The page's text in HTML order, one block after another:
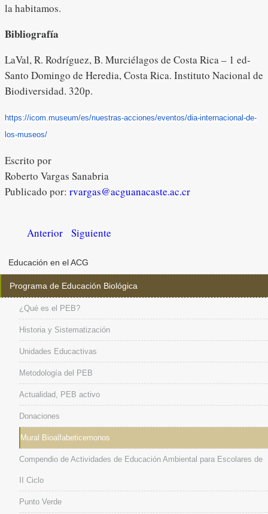
la habitamos.
Bibliografía
LaVal, R. Rodríguez, B. Murciélagos de Costa Rica – 1 ed-
Santo Domingo de Heredia, Costa Rica. Instituto Nacional de
Biodiversidad. 320p.
https://icom.museum/es/nuestras-acciones/eventos/dia-internacional-de-
los-museos/
Escrito por
Roberto Vargas Sanabria
Publicado por: rvargas@acguanacaste.ac.cr
Anterior Siguiente
Educación en el ACG
Programa de Educación Biológica
¿Qué es el PEB?
Historia y Sistematización
Unidades Educactivas
Metodología del PEB
Actualidad, PEB activo
Donaciones
Mural Bioalfabeticemonos
Compendio de Actividades de Educación Ambiental para Escolares de
II Ciclo
Punto Verde